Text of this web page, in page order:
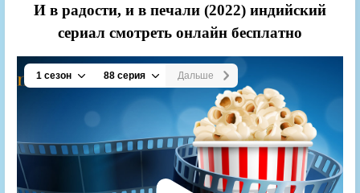
И в радости, и в печали (2022) индийский
сериал смотреть онлайн бесплатно